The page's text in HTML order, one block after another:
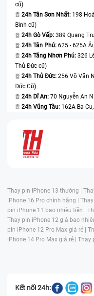
cũ)
24h Tân Sơn Nhất: 198
Bình cũ)
24h Gò Vấp: 389 Quang
24h Tân Phú: 625 - 625A
24h Tăng Nhơn Phú: 326
Thủ Đức cũ)
24h Thủ Đức: 256 Võ Văn
Đức Cũ)
24h Dĩ An: 70 Nguyễn An
24h Vũng Tàu: 162A Ba
Thay pin iPhone 13 thường |
iPhone 16 Pro chính hãng |
pin iPhone 11 bao nhiêu tiền |
Thay pin iPhone 12 giá bao
pin iPhone 12 Pro Max giá rẻ |
iPhone 14 Pro Max giá rẻ | Thay
Kết nối 24h: